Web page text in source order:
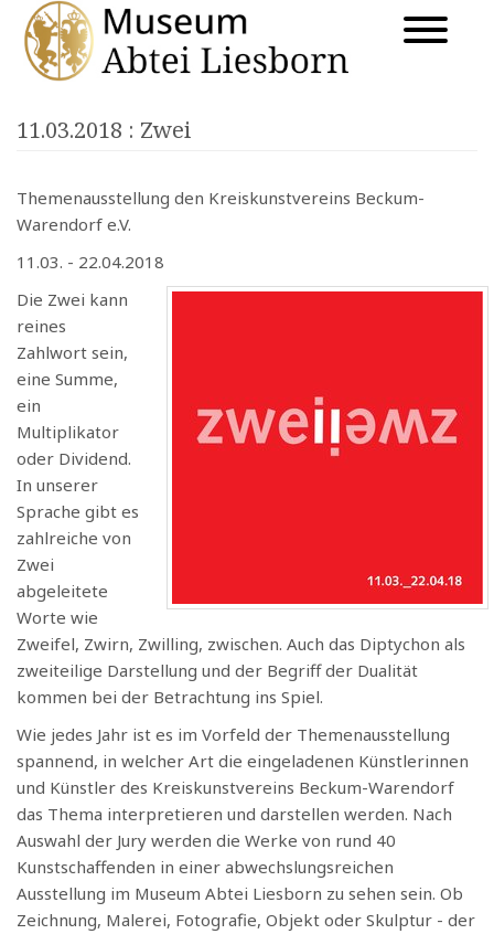
11.03.2018 : Zwei
Themenausstellung den Kreiskunstvereins Beckum-
Warendorf e.V.
11.03. - 22.04.2018
Die Zwei kann
reines
Zahlwort sein,
eine Summe,
ein
Multiplikator
oder Dividend.
In unserer
Sprache gibt es
zahlreiche von
Zwei
abgeleitete
Worte wie
Zweifel, Zwirn, Zwilling, zwischen. Auch das Diptychon als
zweiteilige Darstellung und der Begriff der Dualität
kommen bei der Betrachtung ins Spiel.
Wie jedes Jahr ist es im Vorfeld der Themenausstellung
spannend, in welcher Art die eingeladenen Künstlerinnen
und Künstler des Kreiskunstvereins Beckum-Warendorf
das Thema interpretieren und darstellen werden. Nach
Auswahl der Jury werden die Werke von rund 40
Kunstschaffenden in einer abwechslungsreichen
Ausstellung im Museum Abtei Liesborn zu sehen sein. Ob
Zeichnung, Malerei, Fotografie, Objekt oder Skulptur - der